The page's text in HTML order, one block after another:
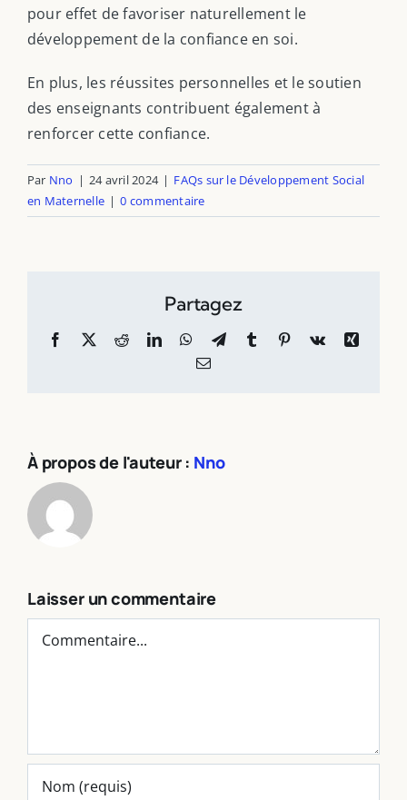
pour effet de favoriser naturellement le
développement de la confiance en soi.
En plus, les réussites personnelles et le soutien
des enseignants contribuent également à
renforcer cette confiance.
Par Nno | 24 avril 2024 | FAQs sur le Développement Social
en Maternelle | 0 commentaire
Partagez
Facebook
X RedditLinkedInWhatsApp
TelegramTumblr Pinterest
Vk
Xing
Email
À propos de l'auteur : Nno
Laisser un commentaire
Commentaire